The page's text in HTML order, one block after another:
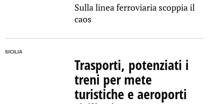
Sulla linea ferroviaria scoppia il
caos
SICILIA
Trasporti, potenziati i
treni per mete
turistiche e aeroporti